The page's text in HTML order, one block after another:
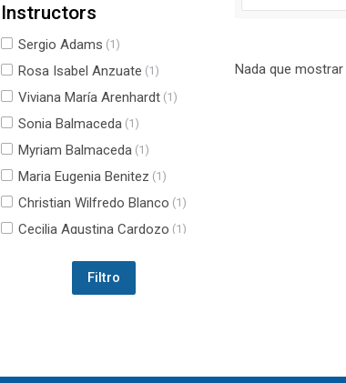
Nada que mostrar
Instructors
Sergio Adams (1)
Rosa Isabel Anzuate (1)
Viviana María Arenhardt (1)
Sonia Balmaceda (1)
Myriam Balmaceda (1)
Maria Eugenia Benitez (1)
Christian Wilfredo Blanco (1)
Cecilia Agustina Cardozo (1)
Luis Dahmer (2)